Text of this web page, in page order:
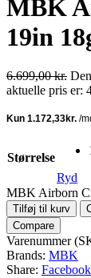
MBK
19in
6.699,00kr.
aktuelle pris er:
Størrelse
Ryd
MBK Airborn
Tilføj til kurv
Compare
Varenummer
Brands: MBK
Share: Facebook